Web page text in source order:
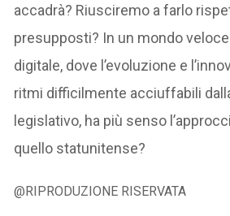
accadrà? Riusciremo a farlo
presupposti? In un mondo
digitale, dove l’evoluzione e
ritmi difficilmente acciuffabili
legislativo, ha più senso
quello statunitense?
@RIPRODUZIONE RISERVATA